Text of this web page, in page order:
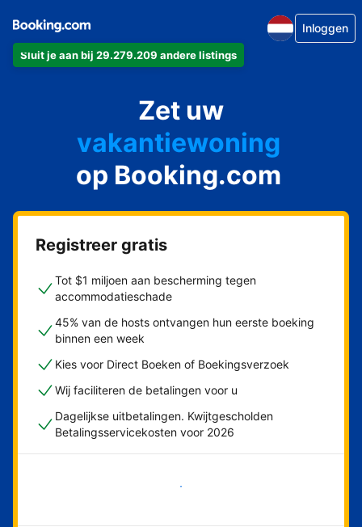
Sluit je aan bij 29.279.209 andere listings
Inloggen
Zet uw
appartement
hotel
vakantiewoning
pension
bed & breakfast
op Booking.com
Registreer gratis
Tot $1 miljoen aan bescherming tegen
accommodatieschade
45% van de hosts ontvangen hun eerste boeking
binnen een week
Kies voor Direct Boeken of Boekingsverzoek
Wij faciliteren de betalingen voor u
Dagelijkse uitbetalingen. Kwijtgescholden
Betalingsservicekosten voor 2026
Nu meteen beginnen